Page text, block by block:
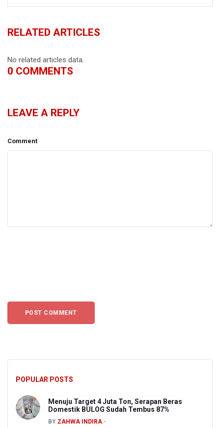
RELATED ARTICLES
No related articles data.
0 COMMENTS
LEAVE A REPLY
Comment
POPULAR POSTS
Menuju Target 4 Juta Ton, Serapan Beras
Domestik BULOG Sudah Tembus 87%
BY ZAHWA INDIRA